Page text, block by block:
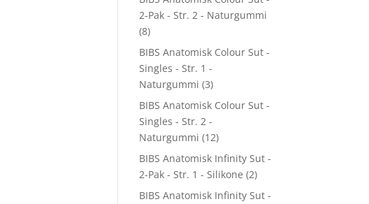
2-Pak - Str. 2 - Naturgummi
(8)
BIBS Anatomisk Colour Sut -
Singles - Str. 1 -
Naturgummi (3)
BIBS Anatomisk Colour Sut -
Singles - Str. 2 -
Naturgummi (12)
BIBS Anatomisk Infinity Sut -
2-Pak - Str. 1 - Silikone (2)
BIBS Anatomisk Infinity Sut -